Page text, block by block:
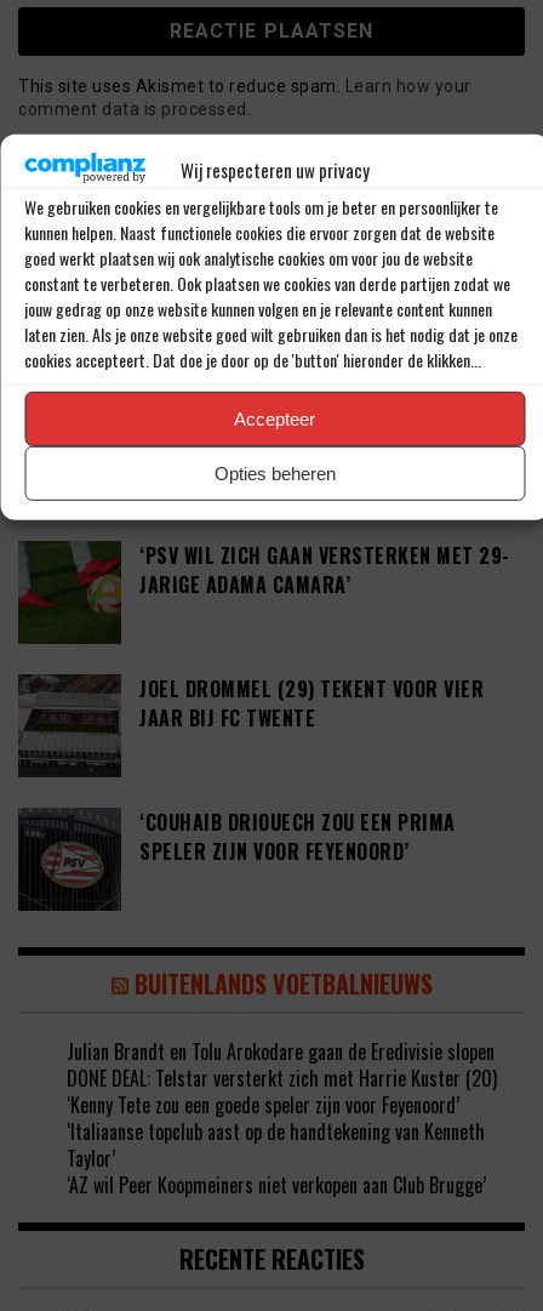
Wij respecteren uw privacy
We gebruiken cookies en vergelijkbare tools om je beter en persoonlijker te
kunnen helpen. Naast functionele cookies die ervoor zorgen dat de website
goed werkt plaatsen wij ook analytische cookies om voor jou de website
constant te verbeteren. Ook plaatsen we cookies van derde partijen zodat we
jouw gedrag op onze website kunnen volgen en je relevante content kunnen
laten zien. Als je onze website goed wilt gebruiken dan is het nodig dat je onze
cookies accepteert. Dat doe je door op de 'button' hieronder de klikken...
Accepteer
Opties beheren
This site uses Akismet to reduce spam. Learn how your
comment data is processed.
LAATSTE BERICHTEN
PSV LAAT SPITS GAAN MAAR BEDING WEL
EEN ‘MATCHINGRIGHT’
‘PSV IN ONDERHANDELING MET HET
SCHOTSE RANGERS FC’
‘PSV WIL ZICH GAAN VERSTERKEN MET 29-
JARIGE ADAMA CAMARA’
JOEL DROMMEL (29) TEKENT VOOR VIER
JAAR BIJ FC TWENTE
‘COUHAIB DRIOUECH ZOU EEN PRIMA
SPELER ZIJN VOOR FEYENOORD’
BUITENLANDS VOETBALNIEUWS
Julian Brandt en Tolu Arokodare gaan de Eredivisie slopen
DONE DEAL: Telstar versterkt zich met Harrie Kuster (20)
‘Kenny Tete zou een goede speler zijn voor Feyenoord’
‘Italiaanse topclub aast op de handtekening van Kenneth
Taylor’
‘AZ wil Peer Koopmeiners niet verkopen aan Club Brugge’
RECENTE REACTIES